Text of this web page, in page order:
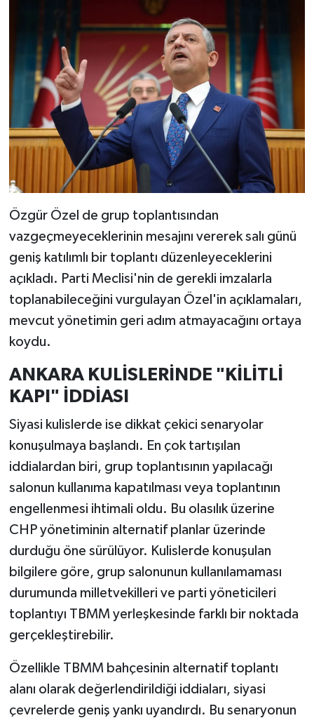
Özgür Özel de grup toplantısından
vazgeçmeyeceklerinin mesajını vererek salı günü
geniş katılımlı bir toplantı düzenleyeceklerini
açıkladı. Parti Meclisi'nin de gerekli imzalarla
toplanabileceğini vurgulayan Özel'in açıklamaları,
mevcut yönetimin geri adım atmayacağını ortaya
koydu.
ANKARA KULİSLERİNDE "KİLİTLİ
KAPI" İDDİASI
Siyasi kulislerde ise dikkat çekici senaryolar
konuşulmaya başlandı. En çok tartışılan
iddialardan biri, grup toplantısının yapılacağı
salonun kullanıma kapatılması veya toplantının
engellenmesi ihtimali oldu. Bu olasılık üzerine
CHP yönetiminin alternatif planlar üzerinde
durduğu öne sürülüyor. Kulislerde konuşulan
bilgilere göre, grup salonunun kullanılamaması
durumunda milletvekilleri ve parti yöneticileri
toplantıyı TBMM yerleşkesinde farklı bir noktada
gerçekleştirebilir.
Özellikle TBMM bahçesinin alternatif toplantı
alanı olarak değerlendirildiği iddiaları, siyasi
çevrelerde geniş yankı uyandırdı. Bu senaryonun